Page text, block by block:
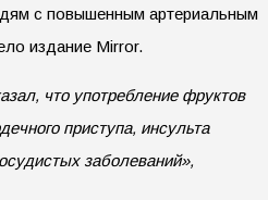
с повышенным артериальным
издание Mirror.
что употребление фруктов
приступа, инсульта
заболеваний»,